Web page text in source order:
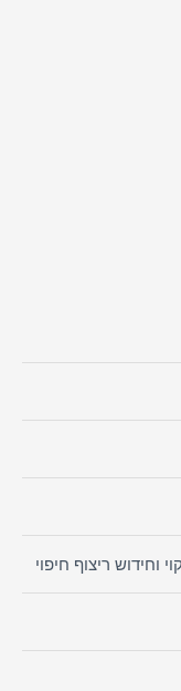
וחידוש ריצוף חיפוי